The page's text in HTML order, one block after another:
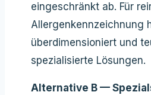
eingeschränkt ab. Für
Allergenkennzeichnung
überdimensioniert und
spezialisierte Lösungen.
Alternative B —